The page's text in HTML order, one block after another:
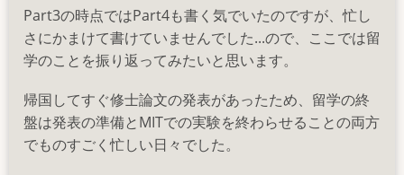
Part3の時点ではPart4も書く気でいたのですが、忙し
さにかまけて書けていませんでした...ので、ここでは留
学のことを振り返ってみたいと思います。
帰国してすぐ修士論文の発表があったため、留学の終
盤は発表の準備とMITでの実験を終わらせることの両方
でものすごく忙しい日々でした。